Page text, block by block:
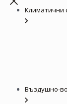
Климатични
Въздушно-